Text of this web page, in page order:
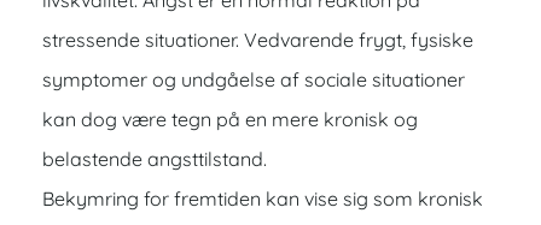
stressende situationer. Vedvarende frygt, fysiske
symptomer og undgåelse af sociale situationer
kan dog være tegn på en mere kronisk og
belastende angsttilstand.
Bekymring for fremtiden kan vise sig som kronisk